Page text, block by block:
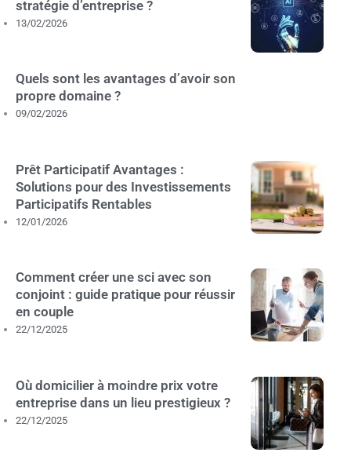
stratégie d’entreprise ?
13/02/2026
Quels sont les avantages d’avoir son
propre domaine ?
09/02/2026
Prêt Participatif Avantages :
Solutions pour des Investissements
Participatifs Rentables
12/01/2026
Comment créer une sci avec son
conjoint : guide pratique pour réussir
en couple
22/12/2025
Où domicilier à moindre prix votre
entreprise dans un lieu prestigieux ?
22/12/2025